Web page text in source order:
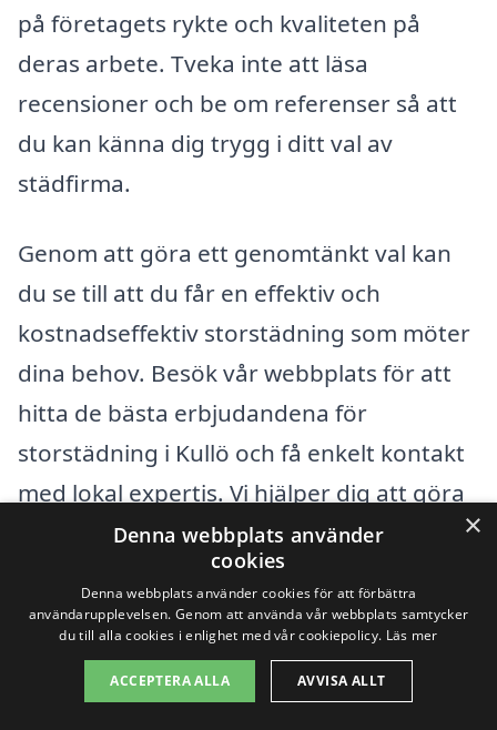
på företagets rykte och kvaliteten på
deras arbete. Tveka inte att läsa
recensioner och be om referenser så att
du kan känna dig trygg i ditt val av
städfirma.
Genom att göra ett genomtänkt val kan
du se till att du får en effektiv och
kostnadseffektiv storstädning som möter
dina behov. Besök vår webbplats för att
hitta de bästa erbjudandena för
storstädning i Kullö och få enkelt kontakt
med lokal expertis. Vi hjälper dig att göra
städningen så smidig som möjligt!
Få 3 erbjudanden, gratis och utan
förpliktelser
×
Denna webbplats använder
cookies
Denna webbplats använder cookies för att förbättra
användarupplevelsen. Genom att använda vår webbplats samtycker
du till alla cookies i enlighet med vår cookiepolicy. Läs mer
ACCEPTERA ALLA AVVISA ALLT